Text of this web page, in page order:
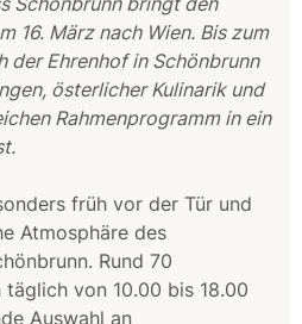
16. März nach Wien. Bis zum
der Ehrenhof in Schönbrunn
österlicher Kulinarik und
Rahmenprogramm in ein
früh vor der Tür und
Atmosphäre des
Rund 70
von 10.00 bis 18.00
Auswahl an